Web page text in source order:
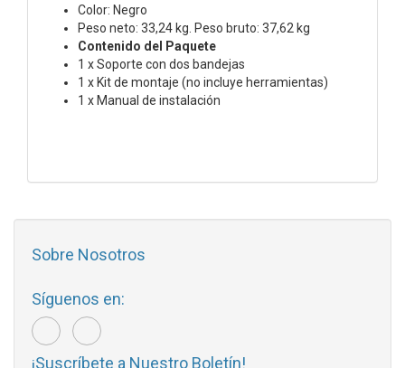
Color: Negro
Peso neto: 33,24 kg. Peso bruto: 37,62 kg
Contenido del Paquete
1 x Soporte con dos bandejas
1 x Kit de montaje (no incluye herramientas)
1 x Manual de instalación
Sobre Nosotros
Síguenos en:
¡Suscríbete a Nuestro Boletín!